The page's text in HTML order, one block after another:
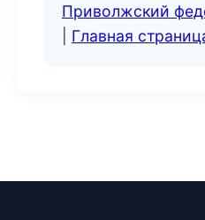
Приволжский
Главная